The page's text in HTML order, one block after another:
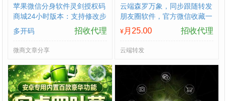
苹果微信分身软件灵剑授权码
商城24小时版本：支持修改步
数-朋友圈发1小时视频
多开码 招收代理
微商文章分享
云端森罗万象，同步跟随转发
朋友圈软件，官方微信收藏一
键转发
¥ 月25.00 招收代理
云端转发